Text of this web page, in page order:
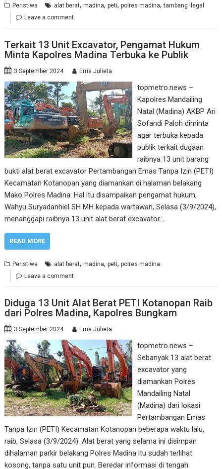
Peristiwa alat berat,madina,peti,polres madina,tambang ilegal
Leave a comment
Terkait 13 Unit Excavator, Pengamat Hukum
Minta Kapolres Madina Terbuka ke Publik
3 September 2024 Erris Julieta
topmetro.news –
Kapolres Mandailing
Natal (Madina) AKBP Ari
Sofandi Paloh diminta
agar terbuka kepada
publik terkait dugaan
raibnya 13 unit barang
bukti alat berat excavator Pertambangan Emas Tanpa Izin (PETI)
Kecamatan Kotanopan yang diamankan di halaman belakang
Mako Polres Madina. Hal itu disampaikan pengamat hukum,
Wahyu Suryadanhiel SH MH kepada wartawan, Selasa (3/9/2024),
menanggapi raibnya 13 unit alat berat excavator…
READ MORE
Peristiwa alat berat,madina,peti,polres madina
Leave a comment
Diduga 13 Unit Alat Berat PETI Kotanopan Raib
dari Polres Madina, Kapolres Bungkam
3 September 2024 Erris Julieta
topmetro.news –
Sebanyak 13 alat berat
excavator yang
diamankan Polres
Mandailing Natal
(Madina) dari lokasi
Pertambangan Emas
Tanpa Izin (PETI) Kecamatan Kotanopan beberapa waktu lalu,
raib, Selasa (3/9/2024). Alat berat yang selama ini disimpan
dihalaman parkir belakang Polres Madina itu sudah terlihat
kosong, tanpa satu unit pun. Beredar informasi di tengah